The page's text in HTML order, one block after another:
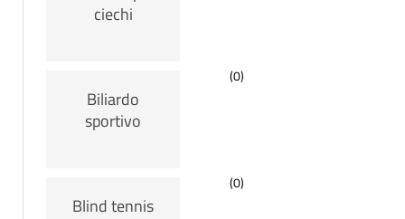
ciechi
Biliardo
sportivo
(0)
Blind tennis
(0)